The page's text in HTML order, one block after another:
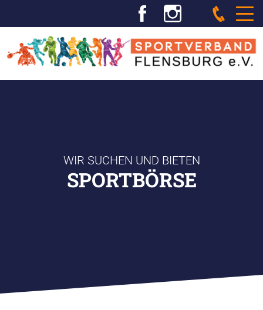
WIR SUCHEN UND BIETEN
SPORTBÖRSE